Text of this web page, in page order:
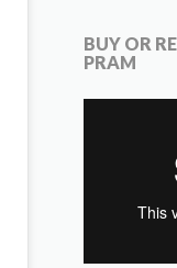
BUY OR
PRAM